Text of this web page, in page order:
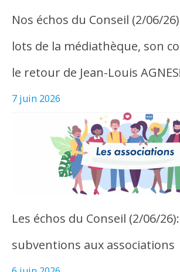
Nos échos du Conseil (2/06/
lots de la médiathèque, son
le retour de Jean-Louis AGNES!
7 juin 2026
Les échos du Conseil (2/06/
subventions aux associations